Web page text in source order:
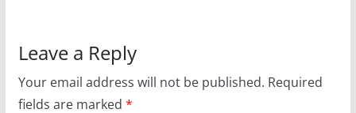
Leave a Reply
Your email address will not be published. Required
fields are marked *